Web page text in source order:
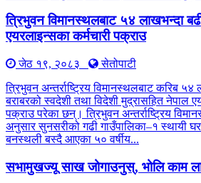
त्रिभुवन विमानस्थलबाट ५४ लाखभन्दा
एयरलाइन्सका कर्मचारी पक्राउ
जेठ १९, २०८३
सेतोपाटी
त्रिभुवन अन्तर्राष्ट्रिय विमानस्थलबाट करिब
बराबरको स्वदेशी तथा विदेशी मुद्रासहित नेपाल
पक्राउ परेका छन्। त्रिभुवन अन्तर्राष्ट्रिय
अनुसार सुनसरीको गढी गाउँपालिका–१ स्थायी
बनस्थली बस्दै आएका ५० वर्षीय...
सभामुखज्यू साख जोगाउनुस्, भोलि काम